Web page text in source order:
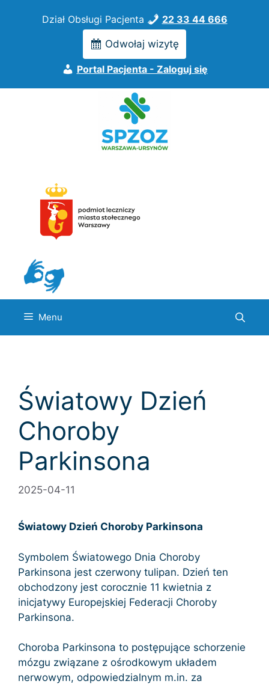
Dział Obsługi Pacjenta 22 33 44 666
Odwołaj wizytę
Portal Pacjenta - Zaloguj się
Menu
Światowy Dzień
Choroby
Parkinsona
2025-04-11
Światowy Dzień Choroby Parkinsona
Symbolem Światowego Dnia Choroby
Parkinsona jest czerwony tulipan. Dzień ten
obchodzony jest corocznie 11 kwietnia z
inicjatywy Europejskiej Federacji Choroby
Parkinsona.
Choroba Parkinsona to postępujące schorzenie
mózgu związane z ośrodkowym układem
nerwowym, odpowiedzialnym m.in. za